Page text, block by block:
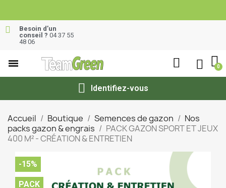
Besoin d’un
conseil ? 04 37 55
48 06
Identifiez-vous
Accueil Boutique Semences de gazon
Nos
packs gazon & engrais
PACK GAZON SPORT ET JEUX
400 M² - CRÉATION & ENTRETIEN
-15%
PACK